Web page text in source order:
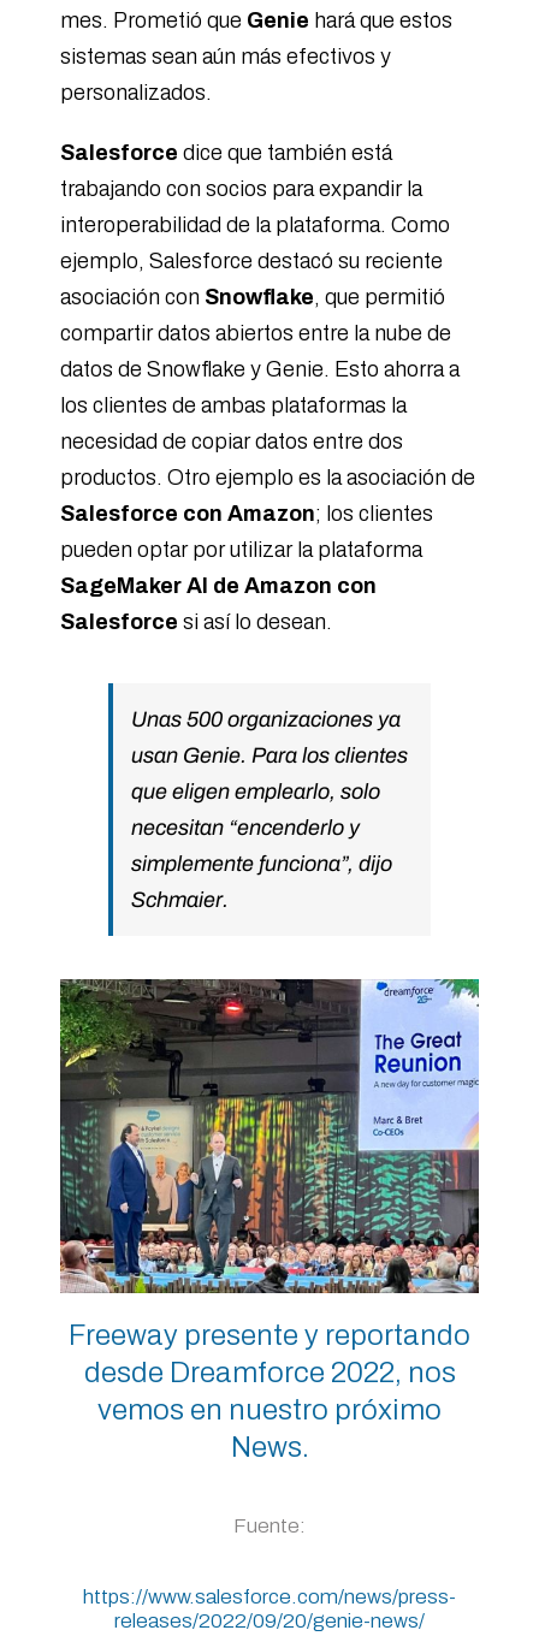
mes. Prometió que Genie hará que estos
sistemas sean aún más efectivos y
personalizados.
Salesforce dice que también está
trabajando con socios para expandir la
interoperabilidad de la plataforma. Como
ejemplo, Salesforce destacó su reciente
asociación con Snowflake, que permitió
compartir datos abiertos entre la nube de
datos de Snowflake y Genie. Esto ahorra a
los clientes de ambas plataformas la
necesidad de copiar datos entre dos
productos. Otro ejemplo es la asociación de
Salesforce con Amazon; los clientes
pueden optar por utilizar la plataforma
SageMaker AI de Amazon con
Salesforce si así lo desean.
Unas 500 organizaciones ya
usan Genie. Para los clientes
que eligen emplearlo, solo
necesitan “encenderlo y
simplemente funciona”, dijo
Schmaier.
Freeway presente y reportando
desde Dreamforce 2022, nos
vemos en nuestro próximo
News.
Fuente:
https://www.salesforce.com/news/press-
releases/2022/09/20/genie-news/